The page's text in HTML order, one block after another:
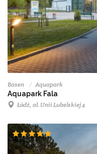
Basen Aquapark
Aquapark Fala
Łódź, al. Unii Lubelskiej 4